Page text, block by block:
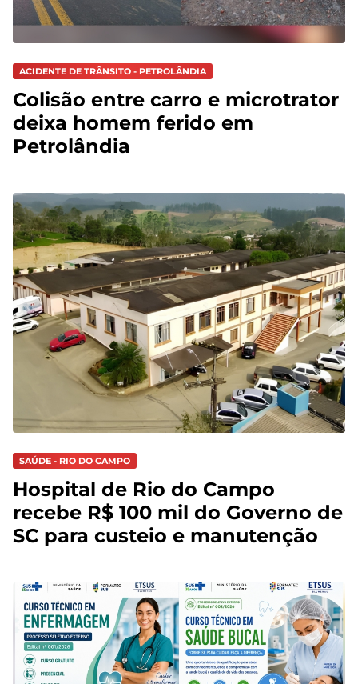
ACIDENTE DE TRÂNSITO - PETROLÂNDIA
Colisão entre carro e microtrator
deixa homem ferido em
Petrolândia
SAÚDE - RIO DO CAMPO
Hospital de Rio do Campo
recebe R$ 100 mil do Governo de
SC para custeio e manutenção